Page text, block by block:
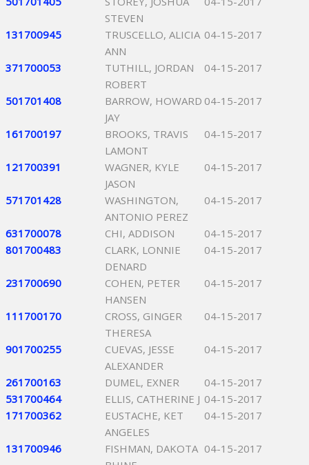
STEVEN
131700945
TRUSCELLO, ALICIA
ANN
04-15-2017
371700053
TUTHILL, JORDAN
ROBERT
04-15-2017
501701408
BARROW, HOWARD
JAY
04-15-2017
161700197
BROOKS, TRAVIS
LAMONT
04-15-2017
121700391
WAGNER, KYLE
JASON
04-15-2017
571701428
WASHINGTON,
ANTONIO PEREZ
04-15-2017
631700078 CHI, ADDISON
04-15-2017
801700483
CLARK, LONNIE
DENARD
04-15-2017
231700690
COHEN, PETER
HANSEN
04-15-2017
111700170
CROSS, GINGER
THERESA
04-15-2017
901700255
CUEVAS, JESSE
ALEXANDER
04-15-2017
261700163 DUMEL, EXNER
04-15-2017
531700464
ELLIS, CATHERINE J 04-15-2017
171700362
EUSTACHE, KET
ANGELES
04-15-2017
131700946
FISHMAN, DAKOTA 04-15-2017